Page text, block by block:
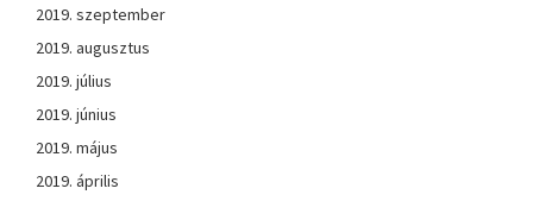
2019. szeptember
2019. augusztus
2019. július
2019. június
2019. május
2019. április